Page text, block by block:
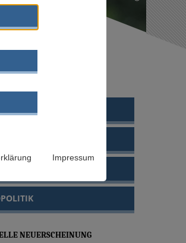
Impressum
NEUERSCHEINUNG